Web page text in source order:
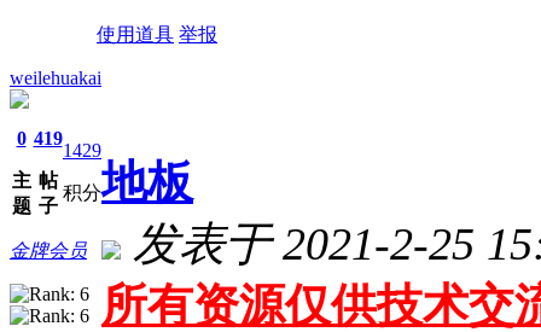
使用道具 举报
weilehuakai
0
主
题
419
帖
子
1429
积分
金牌会员
地板
发表于 2021-2-25
所有资源仅供技术交